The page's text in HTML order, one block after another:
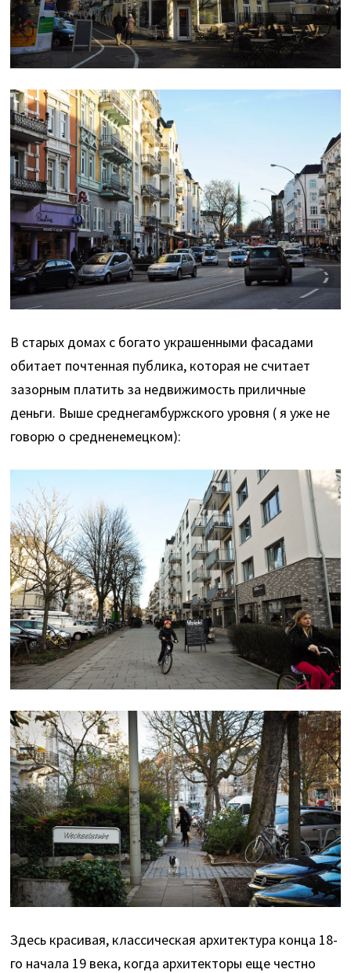
В старых домах с богато украшенными фасадами
обитает почтенная публика, которая не считает
зазорным платить за недвижимость приличные
деньги. Выше среднегамбуржского уровня ( я уже не
говорю о средненемецком):
Здесь красивая, классическая архитектура конца 18-
го начала 19 века, когда архитекторы еще честно